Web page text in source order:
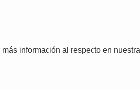
información al respecto en nuestra